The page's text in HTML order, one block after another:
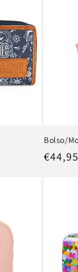
Bolso/
Precio